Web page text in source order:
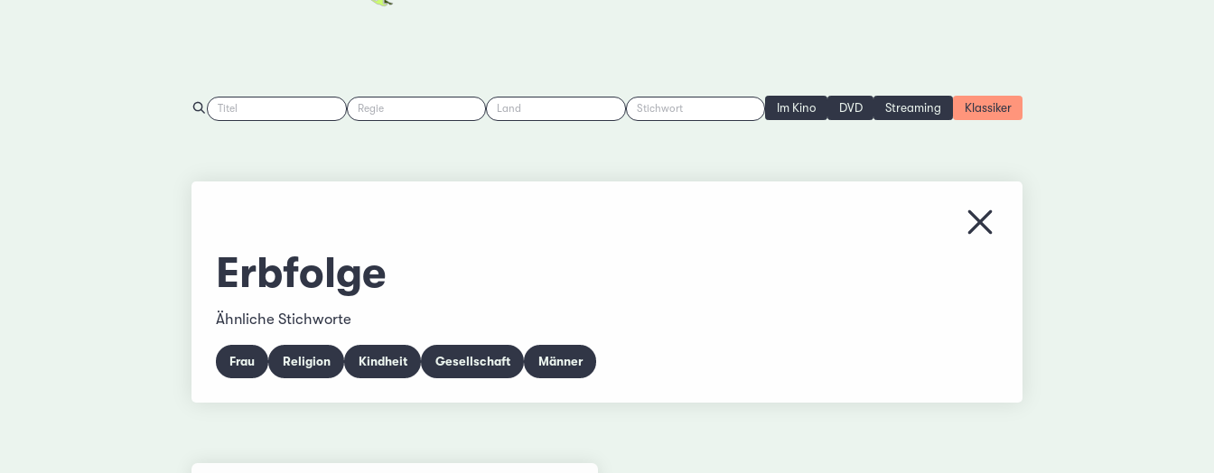
Titel Regie Land Stichwort Im Kino DVD Streaming Klassiker
Menü schliessen
Erbfolge
Ähnliche Stichworte
Frau Religion Kindheit Gesellschaft Männer